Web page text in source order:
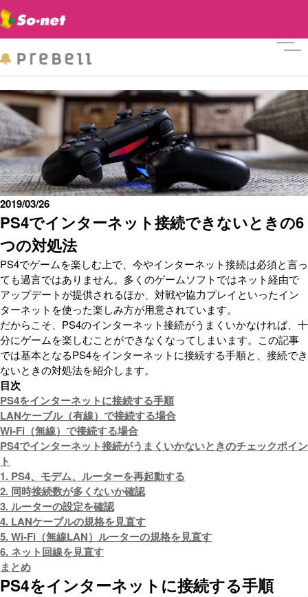
PS4でインターネット接続できないときの6
つの対処法
2019/03/26
PS4でゲームを楽しむ上で、今やインターネット接続は必須と言っ
ても過言ではありません。多くのゲームソフトではネット経由で
アップデートが提供されるほか、対戦や協力プレイといったイン
ターネットを使った楽しみ方が用意されています。
だからこそ、PS4のインターネット接続がうまくいかなければ、十
分にゲームを楽しむことができなくなってしまいます。この記事
では基本となるPS4をインターネットに接続する手順と、接続でき
ないときの対処法を紹介します。
目次
PS4をインターネットに接続する手順
LANケーブル（有線）で接続する場合
Wi-Fi（無線）で接続する場合
PS4でインターネット接続がうまくいかないときのチェックポイン
ト
1. PS4、モデム、ルーターを再起動する
2. 同時接続数が多くないか確認
3. ルーターの設定を確認
4. LANケーブルの規格を見直す
5. Wi-Fi（無線LAN）ルーターの規格を見直す
6. ネット回線を見直す
まとめ
PS4をインターネットに接続する手順